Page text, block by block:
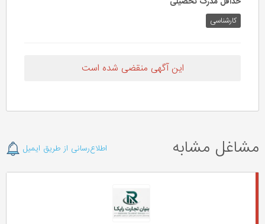
کارشناسی
این آگهی منقضی شده است
مشاغل مشابه اطلاع‌رسانی از طریق ایمیل